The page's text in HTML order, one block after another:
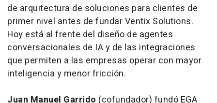
de arquitectura de soluciones para clientes de
primer nivel antes de fundar Ventix Solutions.
Hoy está al frente del diseño de agentes
conversacionales de IA y de las integraciones
que permiten a las empresas operar con mayor
inteligencia y menor fricción.
Juan Manuel Garrido (cofundador) fundó EGA